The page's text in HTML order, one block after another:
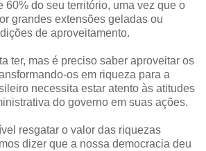
60% do seu território, uma vez que o
grandes extensões geladas ou
de aproveitamento.
ter, mas é preciso saber aproveitar os
os em riqueza para a
necessita estar atento às atitudes
do governo em suas ações.
resgatar o valor das riquezas
dizer que a nossa democracia deu